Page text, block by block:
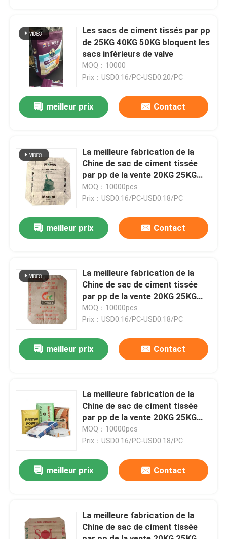
Produits
Au sujet de nous
Visite d'usine
Contactez-nous
Nouvelles
Demandez une citation
Pp cimentent des sacs
Les sacs de ciment tissés par pp
de 25KG 40KG 50KG bloquent les
sacs inférieurs de valve
MOQ：10000
Prix：USD0.16/PC-USD0.20/PC
meilleur prix Contact
La meilleure fabrication de la
Chine de sac de ciment tissée
par pp de la vente 20KG 25KG
40KG 50KG
MOQ：10000pcs
Prix：USD0.16/PC-USD0.18/PC
meilleur prix Contact
La meilleure fabrication de la
Chine de sac de ciment tissée
par pp de la vente 20KG 25KG
40KG 50KG
MOQ：10000pcs
Prix：USD0.16/PC-USD0.18/PC
meilleur prix Contact
La meilleure fabrication de la
Chine de sac de ciment tissée
par pp de la vente 20KG 25KG
40KG 50KG
MOQ：10000pcs
Prix：USD0.16/PC-USD0.18/PC
meilleur prix Contact
La meilleure fabrication de la
Chine de sac de ciment tissée